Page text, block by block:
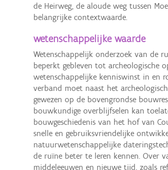
de Heirweg, de aloude weg tussen
belangrijke contextwaarde.
wetenschappelijke waarde
Wetenschappelijk onderzoek van de
beperkt gebleven tot archeologische
wetenschappelijke kenniswinst in en
verband moet naast het
gewezen op de bovengrondse
bouwkundige overblijfselen kan
bouwgeschiedenis van het hof van
snelle en gebruiksvriendelijke
natuurwetenschappelijke
de ruïne beter te leren kennen. Over
middeleeuwen en nieuwe tijd, zoals